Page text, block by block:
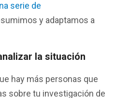
serie de
y adaptamos a
la situación
hay más personas que
sobre tu investigación de